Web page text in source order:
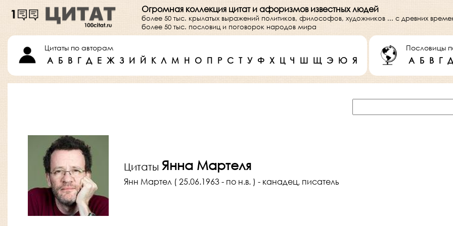
Огромная коллекция цитат и афоризмов известных людей
более 50 тыс. крылатых выражений политиков, философов, художников ... с древних
более 50 тыс. пословиц и поговорок народов мира
Цитаты по авторам
А Б В Г Д Е Ж З И Й К Л М Н О П Р С Т У Ф Х Ц Ч Ш Щ Э Ю Я
Пословицы
А Б В Г Д
Цитаты Янна Мартеля
Янн Мартел ( 25.06.1963 - по н.в. ) - канадец, писатель